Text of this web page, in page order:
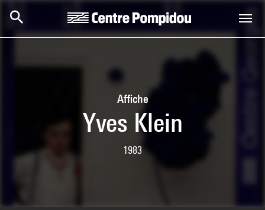
Affiche
Yves Klein
1983